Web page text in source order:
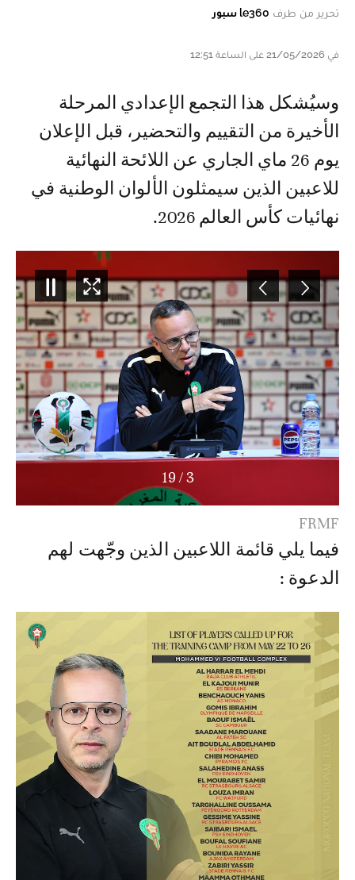
تحرير من طرف le360 سبور
في 21/05/2026 على الساعة 12:51
وسيُشكل هذا التجمع الإعدادي المرحلة
الأخيرة من التقييم والتحضير، قبل الإعلان
يوم 26 ماي الجاري عن اللائحة النهائية
للاعبين الذين سيمثلون الألوان الوطنية في
نهائيات كأس العالم 2026.
3
/
19
FRMF
فيما يلي قائمة اللاعبين الذين وجّهت لهم
الدعوة :